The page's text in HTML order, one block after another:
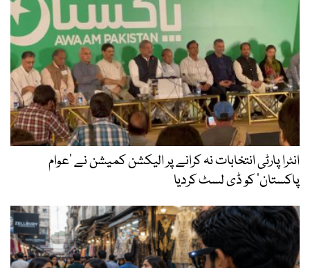
انٹرا پارٹی انتخابات نہ کرانے پر الیکشن کمیشن نے ’عوام
پاکستان‘ کو ڈی لسٹ کردیا